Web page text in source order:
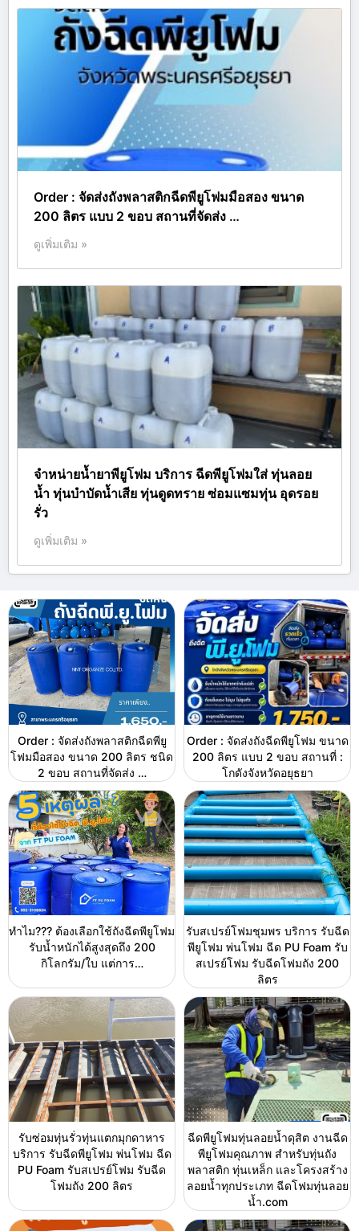
Order : จัดส่งถังพลาสติกฉีดพียูโฟมมือสอง ขนาด
200 ลิตร แบบ 2 ขอบ สถานที่จัดส่ง …
ดูเพิ่มเติม »
จำหน่ายน้ำยาพียูโฟม บริการ ฉีดพียูโฟมใส่ ทุ่นลอย
น้ำ ทุ่นบำบัดน้ำเสีย ทุ่นดูดทราย ซ่อมแซมทุ่น อุดรอย
รั่ว
ดูเพิ่มเติม »
Order : จัดส่งถังพลาสติกฉีดพียู
โฟมมือสอง ขนาด 200 ลิตร ชนิด
2 ขอบ สถานที่จัดส่ง …
Order : จัดส่งถังฉีดพียูโฟม ขนาด
200 ลิตร แบบ 2 ขอบ สถานที่ :
โกดังจังหวัดอยุธยา
ทำไม??? ต้องเลือกใช้ถังฉีดพียูโฟม
รับน้ำหนักได้สูงสุดถึง 200
กิโลกรัม/ใบ แต่การ…
รับสเปรย์โฟมชุมพร บริการ รับฉีด
พียูโฟม พ่นโฟม ฉีด PU Foam รับ
สเปรย์โฟม รับฉีดโฟมถัง 200
ลิตร
รับซ่อมทุ่นรั่วทุ่นแตกมุกดาหาร
บริการ รับฉีดพียูโฟม พ่นโฟม ฉีด
PU Foam รับสเปรย์โฟม รับฉีด
โฟมถัง 200 ลิตร
ฉีดพียูโฟมทุ่นลอยน้ำดุสิต งานฉีด
พียูโฟมคุณภาพ สำหรับทุ่นถัง
พลาสติก ทุ่นเหล็ก และโครงสร้าง
ลอยน้ำทุกประเภท ฉีดโฟมทุ่นลอย
น้ำ.com